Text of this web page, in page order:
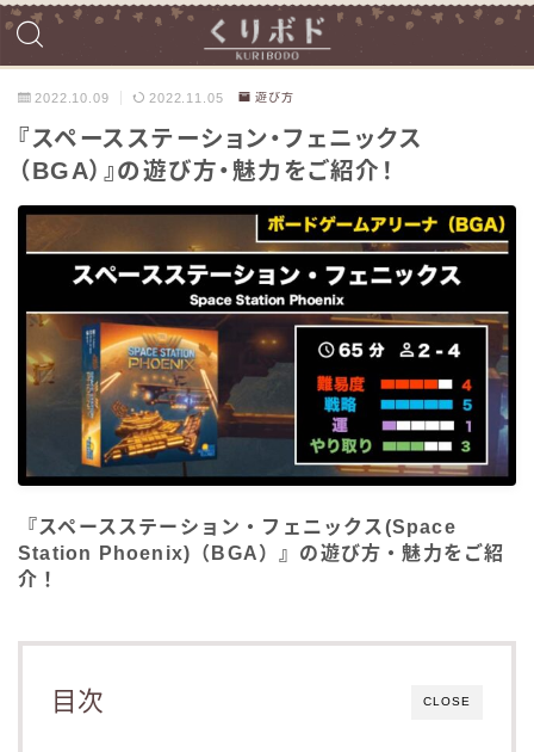
2022.10.09 2022.11.05 遊び方
『スペースステーション・フェニックス
（BGA）』の遊び方・魅力をご紹介！
『スペースステーション・フェニックス(Space
Station Phoenix)（BGA）』の遊び方・魅力をご紹
介！
CLOSE
目次